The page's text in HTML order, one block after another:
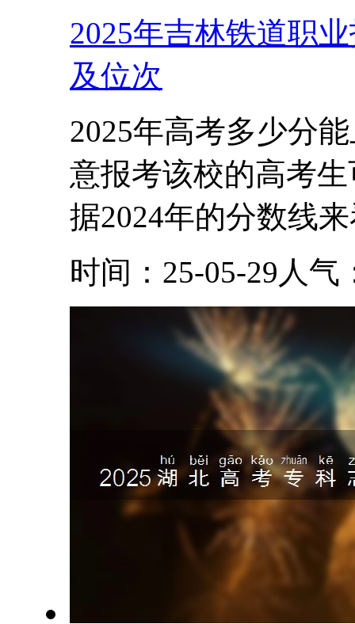
2025年吉林铁道职
及位次
2025年高考多少分
意报考该校的高考
据2024年的分数线
时间：25-05-29 人气